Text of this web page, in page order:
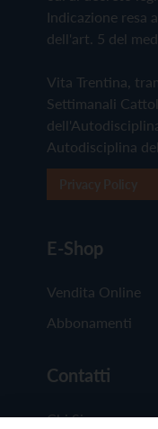
Indicazione resa
dell'art. 5 del
Vita Trentina,
Settimanali
Autodisciplina
E-Shop
Vendita Online
Abbonamenti
Contatti
Chi Siamo